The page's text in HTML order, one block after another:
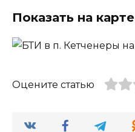
Показать на карте
Оцените статью